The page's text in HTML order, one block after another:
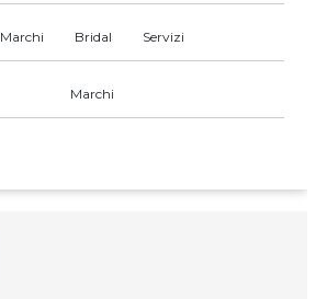
Marchi Bridal Servizi
Marchi